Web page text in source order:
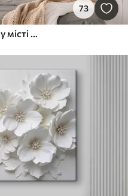
73
Вузька вулиця в прибережному місті з білими будинками, червоними черепичними дахами та яскравими рожевими квітами